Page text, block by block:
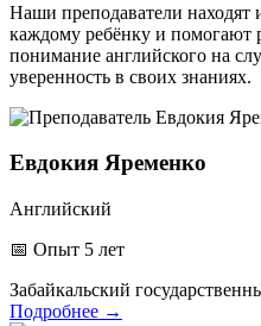
Наши преподаватели
каждому ребёнку и помогают
понимание английского на
уверенность в своих знаниях.
Евдокия Яременко
Английский
📅 Опыт 5 лет
Забайкальский
Подробнее →